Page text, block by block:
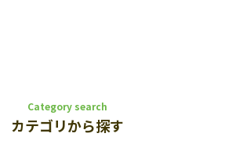
Category search
カテゴリから探す